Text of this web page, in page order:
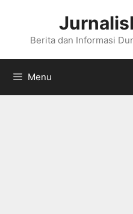
Berita dan Informasi
Menu